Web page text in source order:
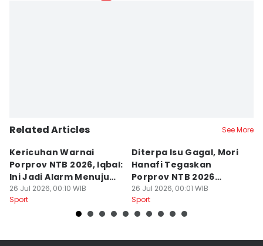
Related Articles See More
Kericuhan Warnai
Porprov NTB 2026, Iqbal:
Ini Jadi Alarm Menuju
PON 2028
26 Jul 2026, 00:10 WIB
Sport
Diterpa Isu Gagal, Mori
Hanafi Tegaskan
Porprov NTB 2026
Sukses Digelar
26 Jul 2026, 00:01 WIB
Sport